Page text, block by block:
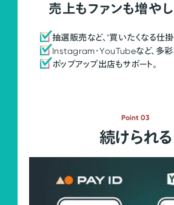
売上もファンも増や
抽選販売など、"買いたくなる仕
Instagram・YouTubeなど、多彩
ポップアップ出店もサポート。
Point 03
続けられる